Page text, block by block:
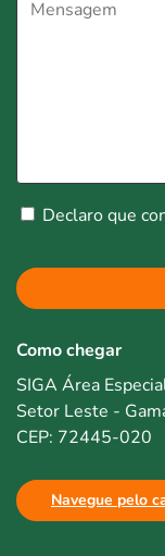
Declaro que
Como chegar
SIGA Área
Setor Leste -
CEP: 72445-020
Navegue pelo